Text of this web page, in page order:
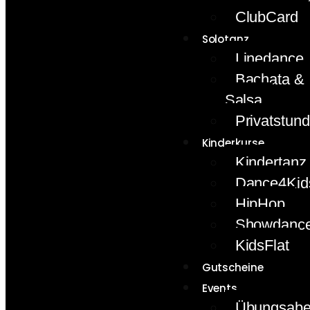
ClubCard
Solotanz
Linedance
Bachata &
Salsa
Kinderkurse
Kindertanz
HipHop
KidsFlat
Gutscheine
Events